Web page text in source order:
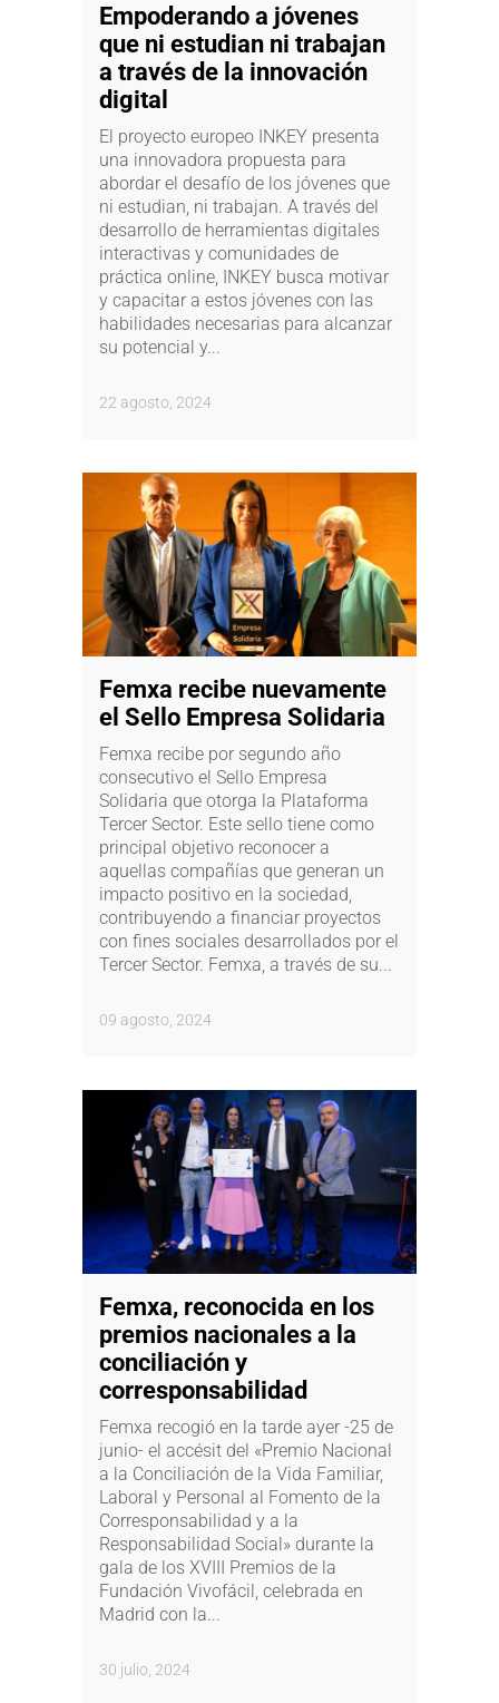
Empoderando a jóvenes
que ni estudian ni trabajan
a través de la innovación
digital
El proyecto europeo INKEY presenta
una innovadora propuesta para
abordar el desafío de los jóvenes que
ni estudian, ni trabajan. A través del
desarrollo de herramientas digitales
interactivas y comunidades de
práctica online, INKEY busca motivar
y capacitar a estos jóvenes con las
habilidades necesarias para alcanzar
su potencial y...
22 agosto, 2024
Femxa recibe nuevamente
el Sello Empresa Solidaria
Femxa recibe por segundo año
consecutivo el Sello Empresa
Solidaria que otorga la Plataforma
Tercer Sector. Este sello tiene como
principal objetivo reconocer a
aquellas compañías que generan un
impacto positivo en la sociedad,
contribuyendo a financiar proyectos
con fines sociales desarrollados por el
Tercer Sector. Femxa, a través de su...
09 agosto, 2024
Femxa, reconocida en los
premios nacionales a la
conciliación y
corresponsabilidad
Femxa recogió en la tarde ayer -25 de
junio- el accésit del «Premio Nacional
a la Conciliación de la Vida Familiar,
Laboral y Personal al Fomento de la
Corresponsabilidad y a la
Responsabilidad Social» durante la
gala de los XVIII Premios de la
Fundación Vivofácil, celebrada en
Madrid con la...
30 julio, 2024